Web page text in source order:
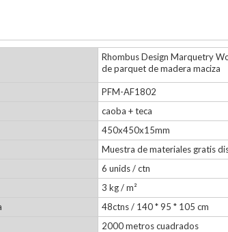
Rhombus Design Marquetry
de parquet de madera maciza
PFM-AF1802
caoba + teca
450x450x15mm
Muestra de materiales gratis
6 unids / ctn
3 kg / m²
48ctns / 140 * 95 * 105 cm
2000 metros cuadrados